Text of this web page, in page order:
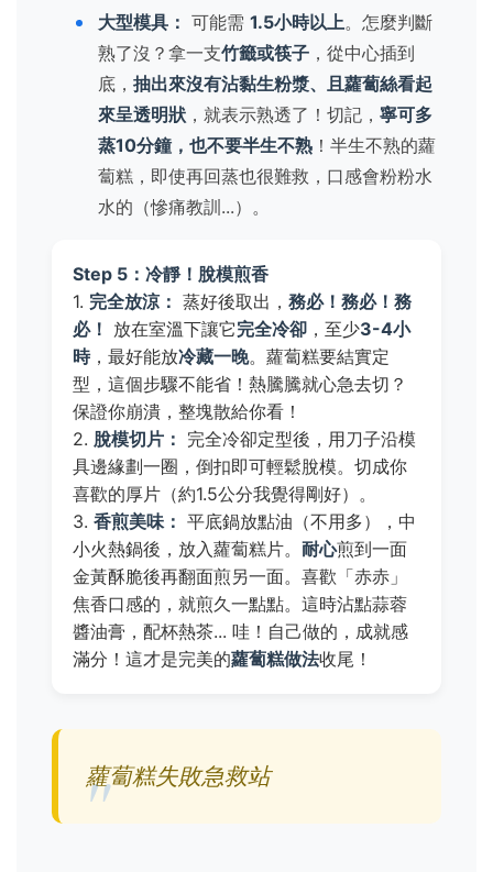
大型模具： 可能需 1.5小時以上。怎麼判斷
熟了沒？拿一支竹籤或筷子 ，從中心插到
底， 抽出來沒有沾黏生粉漿、且蘿蔔絲看起
來呈透明狀 ，就表示熟透了！切記， 寧可多
蒸10分鐘，也不要半生不熟 ！半生不熟的蘿
蔔糕，即使再回蒸也很難救，口感會粉粉水
水的（慘痛教訓...）。
Step 5：冷靜！脫模煎香
1. 完全放涼： 蒸好後取出，務必！務必！務
必！ 放在室溫下讓它完全冷卻 ，至少3-4小
時，最好能放冷藏一晚。蘿蔔糕要結實定
型，這個步驟不能省！熱騰騰就心急去切？
保證你崩潰，整塊散給你看！
2. 脫模切片： 完全冷卻定型後，用刀子沿模
具邊緣劃一圈，倒扣即可輕鬆脫模。切成你
喜歡的厚片（約1.5公分我覺得剛好）。
3.香煎美味： 平底鍋放點油（不用多），中
小火熱鍋後，放入蘿蔔糕片。耐心煎到一面
金黃酥脆後再翻面煎另一面。喜歡「赤赤」
焦香口感的，就煎久一點點。這時沾點蒜蓉
醬油膏，配杯熱茶... 哇！自己做的，成就感
滿分！這才是完美的蘿蔔糕做法收尾！
蘿蔔糕失敗急救站